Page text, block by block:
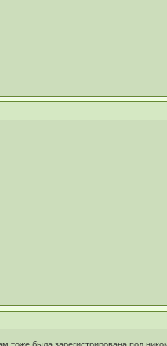
тоже была зарегистрирована под